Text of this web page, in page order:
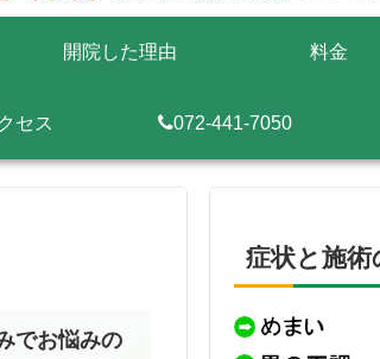
開院した理由 料金
セス 072-441-7050
でお悩みの
症状と施術